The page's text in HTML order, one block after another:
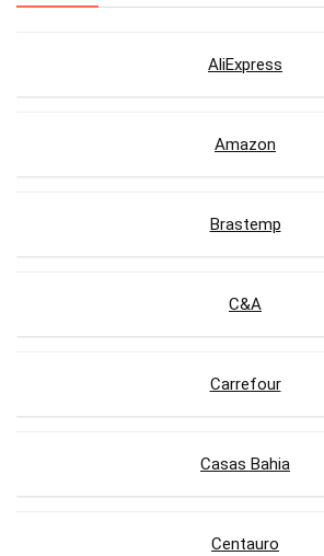
AliExpress
Amazon
Brastemp
C&A
Carrefour
Casas Bahia
Centauro